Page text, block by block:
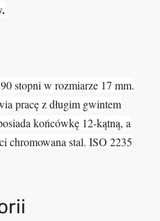
stopni w rozmiarze 17 mm.
pracę z długim gwintem
końcówkę 12-kątną, a
chromowana stal. ISO 2235